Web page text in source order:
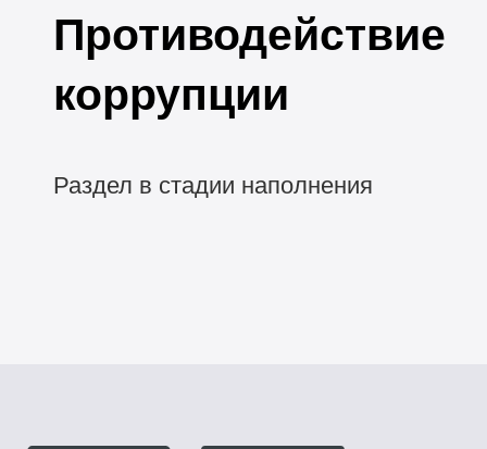
Противодействие
коррупции
Раздел в стадии наполнения